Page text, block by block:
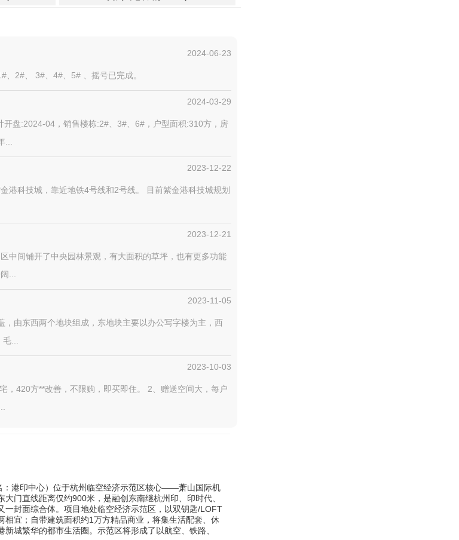
2024-06-23
、2#、 3#、4#、5# 、摇号已完成。
2024-03-29
开盘:2024-04，销售楼栋:2#、3#、6#，户型面积:310方，房
2023-12-22
港科技城，靠近地铁4号线和2号线。 目前紫金港科技城规划
2023-12-21
中间铺开了中央园林景观，有大面积的草坪，也有更多功能
...
2023-11-05
，由东西两个地块组成，东地块主要以办公写字楼为主，西
...
2023-10-03
，420方**改善，不限购，即买即住。 2、赠送空间大，每户
：港印中心）位于杭州临空经济示范区核心——萧山国际机
门直线距离仅约900米，是融创东南继杭州印、印时代、
一封面综合体。项目地处临空经济示范区，以双钥匙/LOFT
相宜；自带建筑面积约1万方精品商业，将集生活配套、休
城繁华的都市生活圈。示范区将形成了以航空、铁路、